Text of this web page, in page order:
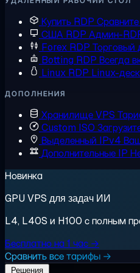
Купить RDP
США RDP Админ-
Forex RDP Торговый
Botting RDP Всегда
Linux RDP Linux-
ДОПОЛНЕНИЯ
Хранилище VPS
Custom ISO
Выделенный IPv4
Дополнительные IP
Новинка
GPU VPS для задач ИИ
L4, L40S и H100 с полным
Бесплатно на 1 час →
Сравнить все тарифы →